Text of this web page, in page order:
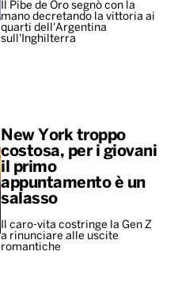
Il Pibe de Oro segnò con la
mano decretando la vittoria ai
quarti dell'Argentina
sull'Inghilterra
New York troppo
costosa, per i giovani
il primo
appuntamento è un
salasso
Il caro-vita costringe la Gen Z
a rinunciare alle uscite
romantiche